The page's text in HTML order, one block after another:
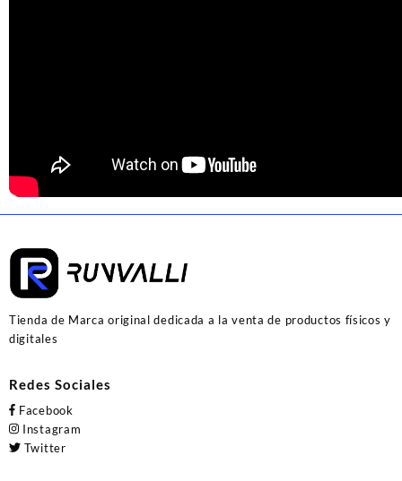
Tienda de Marca original dedicada a la venta de productos físicos y
digitales
Redes Sociales
Facebook
Instagram
Twitter